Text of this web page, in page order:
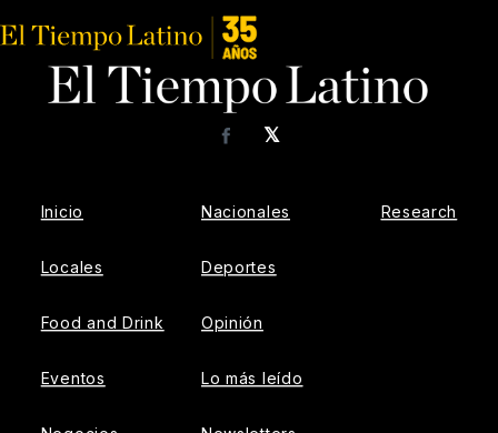
𝕏
Facebook
Inicio
Locales
Food and Drink
Eventos
Nacionales
Deportes
Opinión
Lo más leído
Research